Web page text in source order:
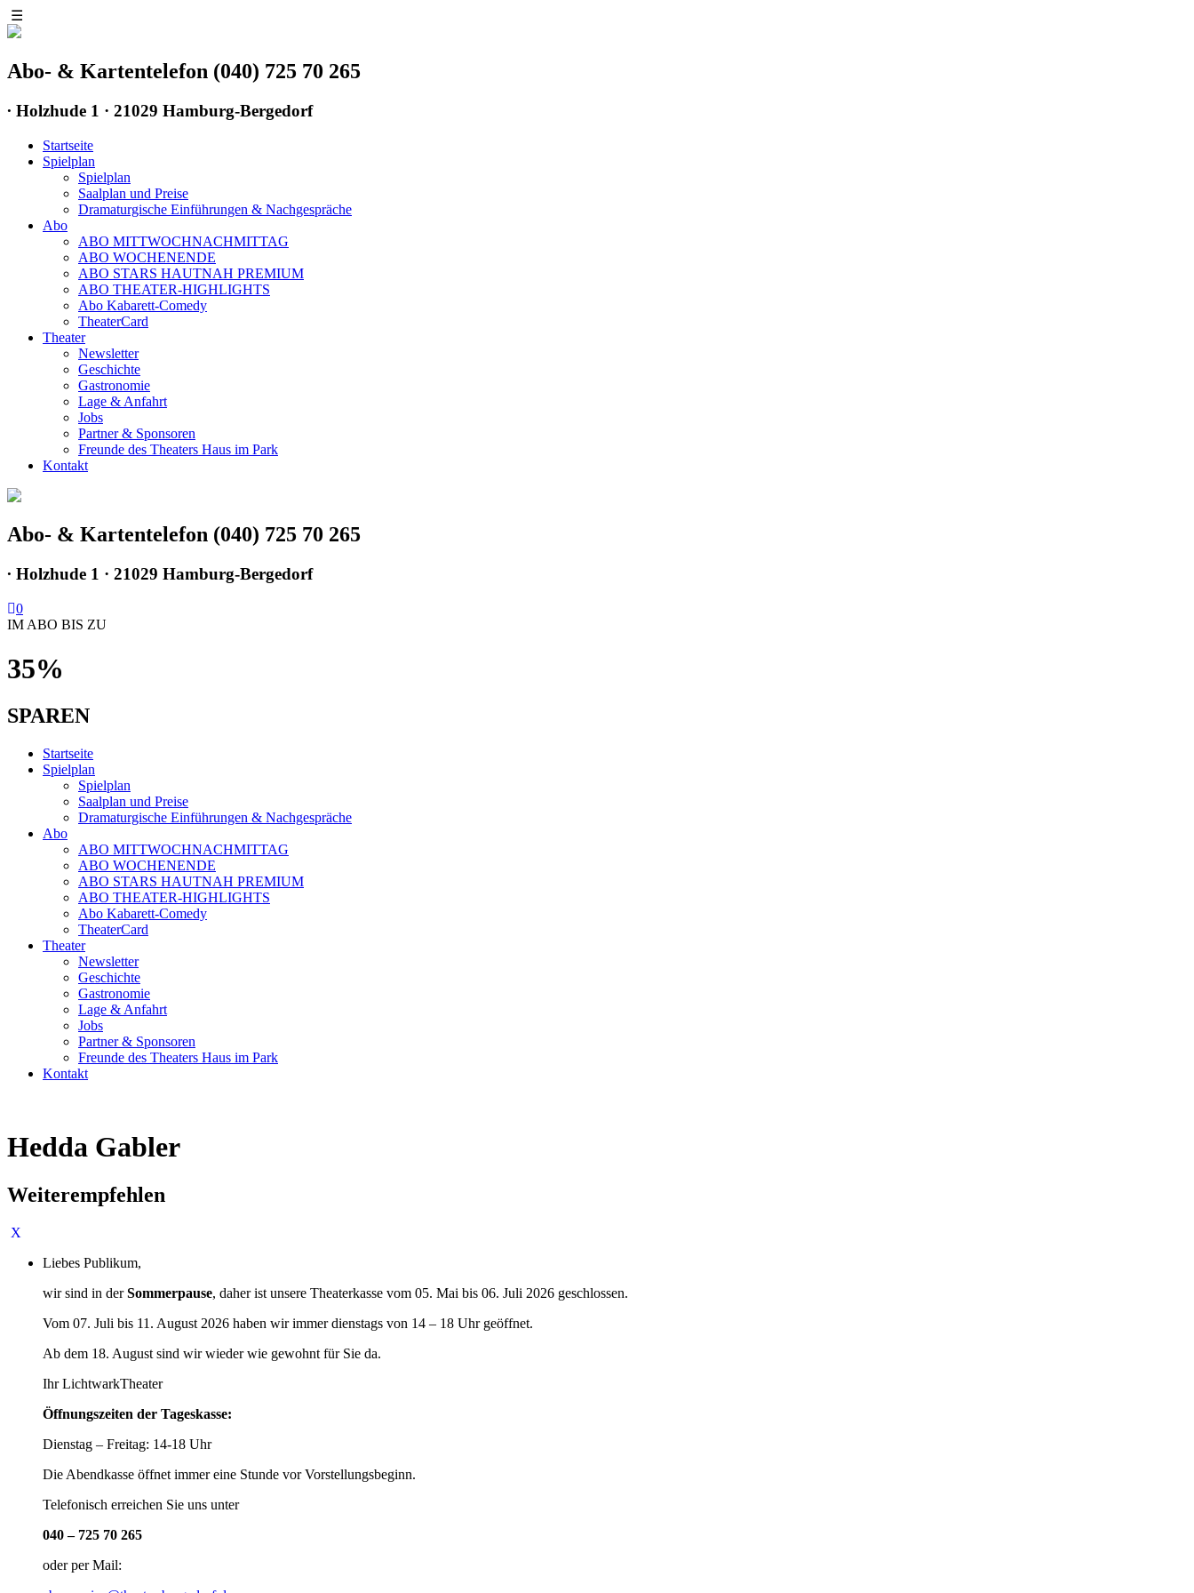
☰
Abo- & Kartentelefon (040) 725 70 265
∙ Holzhude 1 · 21029 Hamburg-Bergedorf
Startseite
Spielplan
Spielplan
Saalplan und Preise
Dramaturgische Einführungen & Nachgespräche
Abo
ABO MITTWOCHNACHMITTAG
ABO WOCHENENDE
ABO STARS HAUTNAH PREMIUM
ABO THEATER-HIGHLIGHTS
Abo Kabarett-Comedy
TheaterCard
Theater
Newsletter
Geschichte
Gastronomie
Lage & Anfahrt
Jobs
Partner & Sponsoren
Freunde des Theaters Haus im Park
Kontakt
Abo- & Kartentelefon (040) 725 70 265
∙ Holzhude 1 · 21029 Hamburg-Bergedorf
0
IM ABO BIS ZU
35%
SPAREN
Startseite
Spielplan
Spielplan
Saalplan und Preise
Dramaturgische Einführungen & Nachgespräche
Abo
ABO MITTWOCHNACHMITTAG
ABO WOCHENENDE
ABO STARS HAUTNAH PREMIUM
ABO THEATER-HIGHLIGHTS
Abo Kabarett-Comedy
TheaterCard
Theater
Newsletter
Geschichte
Gastronomie
Lage & Anfahrt
Jobs
Partner & Sponsoren
Freunde des Theaters Haus im Park
Kontakt
Hedda Gabler
Weiterempfehlen
Liebes Publikum,
wir sind in derSommerpause, daher ist unsere Theaterkasse vom 05. Mai bis 06. Juli 2026 geschlossen.
Vom 07. Juli bis 11. August 2026 haben wir immer dienstags von 14 – 18 Uhr geöffnet.
Ab dem 18. August sind wir wieder wie gewohnt für Sie da.
Ihr LichtwarkTheater
Öffnungszeiten der Tageskasse:
Dienstag – Freitag: 14-18 Uhr
Die Abendkasse öffnet immer eine Stunde vor Vorstellungsbeginn.
Telefonisch erreichen Sie uns unter
040 – 725 70 265
oder per Mail: